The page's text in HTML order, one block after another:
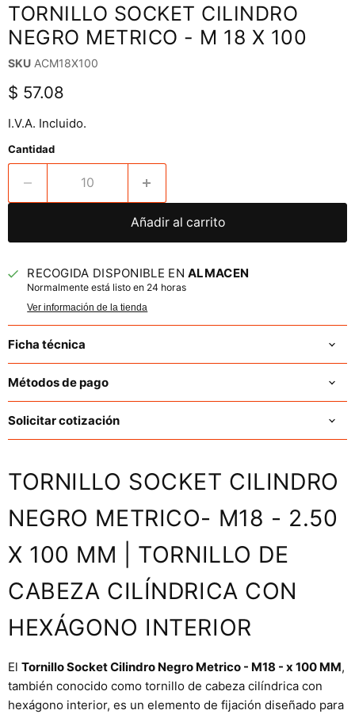
TORNILLO SOCKET CILINDRO
NEGRO METRICO - M 18 X 100
SKU ACM18X100
Precio actual
$ 57.08
I.V.A. Incluido.
Cantidad
Añadir al carrito
RECOGIDA DISPONIBLE ENALMACEN
Normalmente está listo en 24 horas
Ver información de la tienda
Ficha técnica
Métodos de pago
Solicitar cotización
TORNILLO SOCKET CILINDRO
NEGRO METRICO- M18 - 2.50
X 100 MM | TORNILLO DE
CABEZA CILÍNDRICA CON
HEXÁGONO INTERIOR
El Tornillo Socket Cilindro Negro Metrico - M18 - x 100 MM,
también conocido como tornillo de cabeza cilíndrica con
hexágono interior, es un elemento de fijación diseñado para